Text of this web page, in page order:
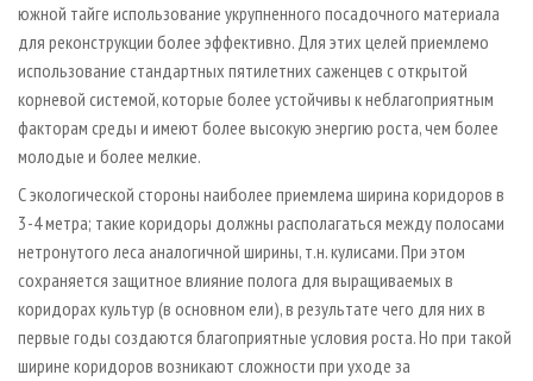
южной тайге использование укрупненного посадочного материала
для реконструкции более эффективно. Для этих целей приемлемо
использование стандартных пятилетних саженцев с открытой
корневой системой, которые более устойчивы к неблагоприятным
факторам среды и имеют более высокую энергию роста, чем более
молодые и более мелкие.
С экологической стороны наиболее приемлема ширина коридоров в
3 - 4 метра; такие коридоры должны располагаться между полосами
нетронутого леса аналогичной ширины, т. н. кулисами. При этом
сохраняется защитное влияние полога для выращиваемых в
коридорах культур (в основном ели), в результате чего для них в
первые годы создаются благоприятные условия роста. Но при такой
ширине коридоров возникают сложности при уходе за